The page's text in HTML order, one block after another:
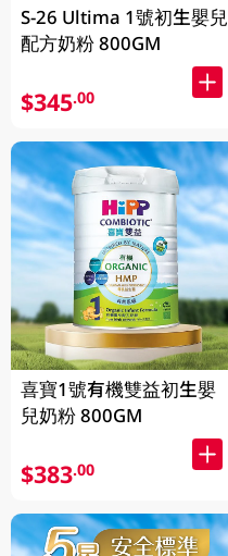
S-26 Ultima 1號初生嬰兒
配方奶粉 800GM
$345.00
喜寶1號有機雙益初生嬰
兒奶粉 800GM
$383.00